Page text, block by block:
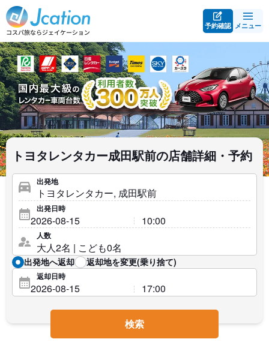
予約確認 メニュー
トヨタレンタカー成田駅前の店舗詳細・予約
出発地
出発日時
人数
出発地へ返却 返却地を変更(乗り捨て)
返却日時
検索